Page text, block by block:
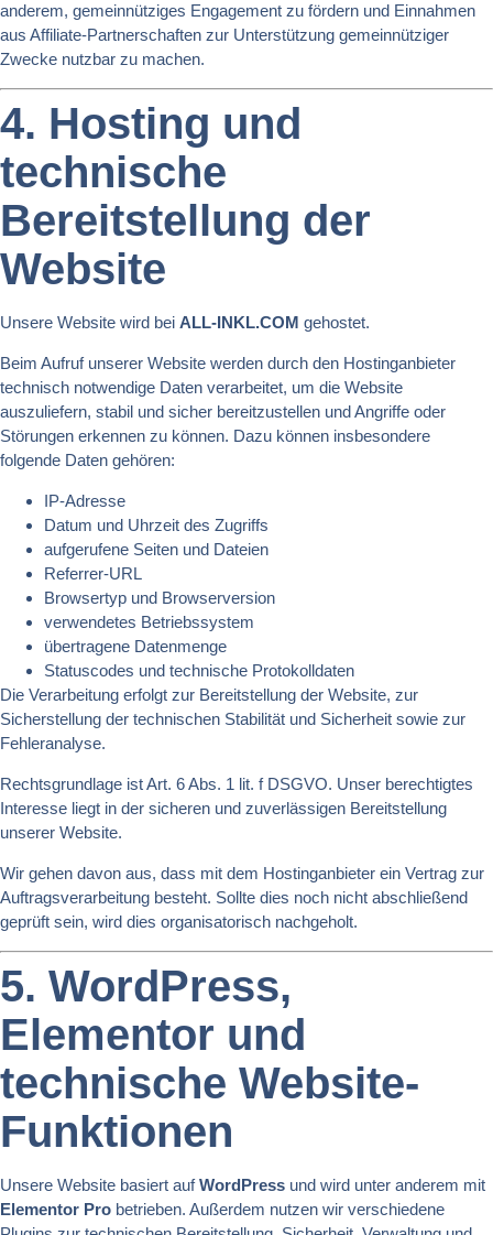
anderem, gemeinnütziges Engagement zu fördern und Einnahmen
aus Affiliate-Partnerschaften zur Unterstützung gemeinnütziger
Zwecke nutzbar zu machen.
4. Hosting und
technische
Bereitstellung der
Website
Unsere Website wird bei ALL-INKL.COM gehostet.
Beim Aufruf unserer Website werden durch den Hostinganbieter
technisch notwendige Daten verarbeitet, um die Website
auszuliefern, stabil und sicher bereitzustellen und Angriffe oder
Störungen erkennen zu können. Dazu können insbesondere
folgende Daten gehören:
IP-Adresse
Datum und Uhrzeit des Zugriffs
aufgerufene Seiten und Dateien
Referrer-URL
Browsertyp und Browserversion
verwendetes Betriebssystem
übertragene Datenmenge
Statuscodes und technische Protokolldaten
Die Verarbeitung erfolgt zur Bereitstellung der Website, zur
Sicherstellung der technischen Stabilität und Sicherheit sowie zur
Fehleranalyse.
Rechtsgrundlage ist Art. 6 Abs. 1 lit. f DSGVO. Unser berechtigtes
Interesse liegt in der sicheren und zuverlässigen Bereitstellung
unserer Website.
Wir gehen davon aus, dass mit dem Hostinganbieter ein Vertrag zur
Auftragsverarbeitung besteht. Sollte dies noch nicht abschließend
geprüft sein, wird dies organisatorisch nachgeholt.
5. WordPress,
Elementor und
technische Website-
Funktionen
Unsere Website basiert aufWordPress und wird unter anderem mit
Elementor Pro betrieben. Außerdem nutzen wir verschiedene